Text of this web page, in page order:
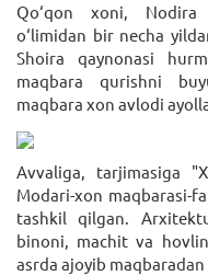
Qo‘qon xoni, Nodira
o‘limidan bir necha
Shoira qaynonasi
maqbara qurishni
maqbara xon avlodi
Avvaliga, tarjimasiga
Modari-xon maqbarasi-
tashkil qilgan.
binoni, machit va
asrda ajoyib